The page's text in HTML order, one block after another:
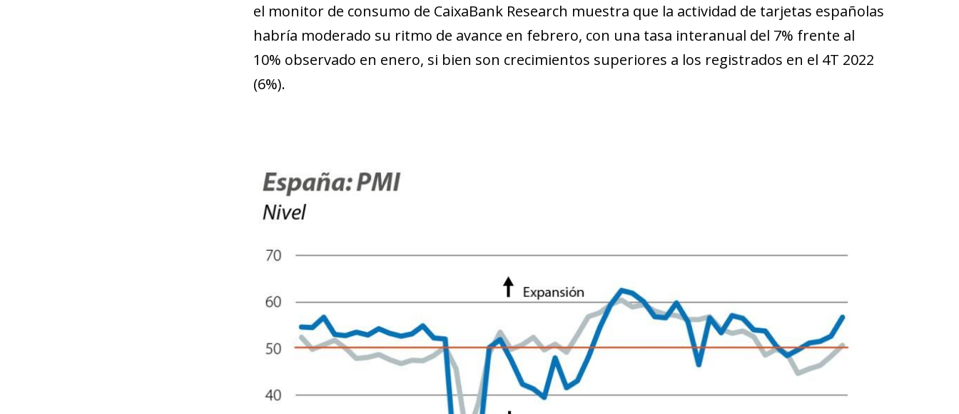
el monitor de consumo de CaixaBank Research muestra que la actividad de tarjetas españolas
habría moderado su ritmo de avance en febrero, con una tasa interanual del 7% frente al
10% observado en enero, si bien son crecimientos superiores a los registrados en el 4T 2022
(6%).